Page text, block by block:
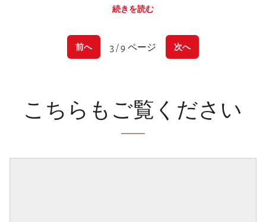
続きを読む
前へ 3 / 9 ページ 次へ
こちらもご覧ください